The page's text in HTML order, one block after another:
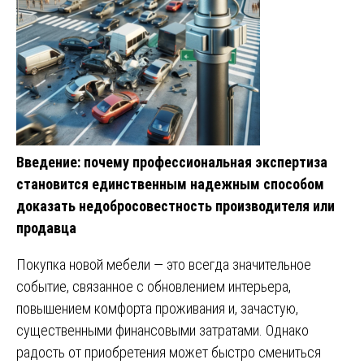
Введение: почему профессиональная экспертиза
становится единственным надежным способом
доказать недобросовестность производителя или
продавца
Покупка новой мебели — это всегда значительное
событие, связанное с обновлением интерьера,
повышением комфорта проживания и, зачастую,
существенными финансовыми затратами. Однако
радость от приобретения может быстро смениться